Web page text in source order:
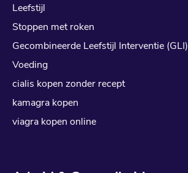
Leefstijl
Stoppen met roken
Gecombineerde Leefstijl Interventie (GLI)
Voeding
cialis kopen zonder recept
kamagra kopen
viagra kopen online